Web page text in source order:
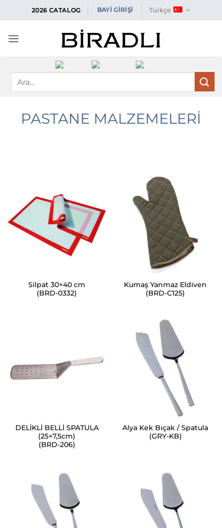
atla
2026 CATALOG BAYİ GİRİŞİ Türkçe
Ara:
PASTANE MALZEMELERİ
Silpat 30×40 cm
(BRD-0332)
Kumaş Yanmaz Eldiven
(BRD-C125)
DELİKLİ BELLİ SPATULA
(25×7,5cm)
(BRD-206)
Alya Kek Bıçak / Spatula
(GRY-KB)